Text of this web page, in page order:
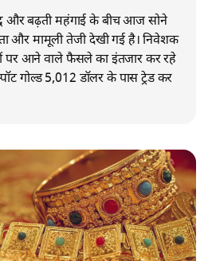
और बढ़ती महंगाई के बीच आज सोने
और मामूली तेजी देखी गई है। निवेशक
पर आने वाले फैसले का इंतजार कर रहे
गोल्ड 5,012 डॉलर के पास ट्रेड कर